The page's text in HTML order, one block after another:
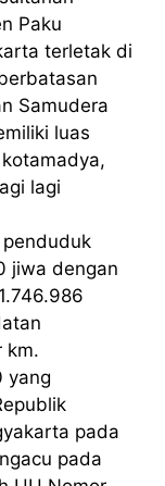
Paku
terletak di
Samudera
luas
lagi
jiwa dengan
km.
yang
pada
pada